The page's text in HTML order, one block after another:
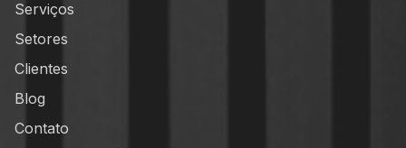
Serviços
Setores
Clientes
Blog
Contato